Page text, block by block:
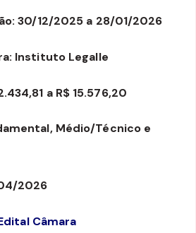
30/12/2025 a 28/01/2026
Instituto Legalle
a R$ 15.576,20
Médio/Técnico e
2026
Câmara